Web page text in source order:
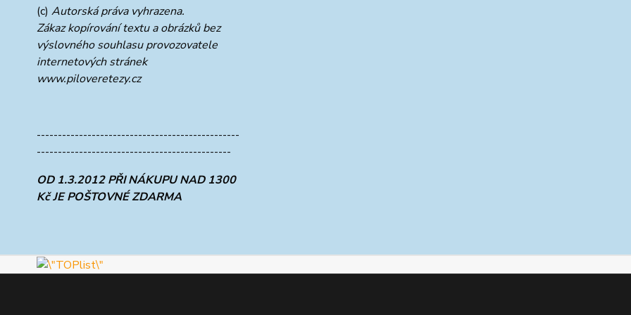
(c) Autorská práva vyhrazena.
Zákaz kopírování textu a obrázků bez
výslovného souhlasu provozovatele
internetových stránek
www.piloveretezy.cz
------------------------------------------------
----------------------------------------------
OD 1.3.2012 PŘI NÁKUPU NAD 1300
Kč JE POŠTOVNÉ ZDARMA